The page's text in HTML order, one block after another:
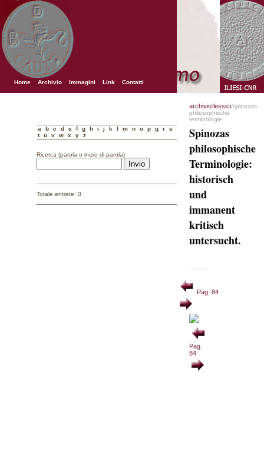
Home Archivio Immagini Link Contatti
a b c d e f g h i j k l m n o p q r
s
t
u v w x y z
Ricerca (parola o inizio di parola)
Totale entrate: 0
archivio/lessici/spinozas
philosophische
terminologie
Spinozas
philosophische
Terminologie:
historisch
und
immanent
kritisch
untersucht.
Pag. 84
Pag.
84